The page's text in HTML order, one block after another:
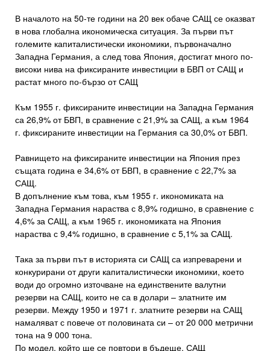
В началото на 50-те години на 20 век обаче САЩ се оказват
в нова глобална икономическа ситуация. За първи път
големите капиталистически икономики, първоначално
Западна Германия, а след това Япония, достигат много по-
високи нива на фиксираните инвестиции в БВП от САЩ и
растат много по-бързо от САЩ
Към 1955 г. фиксираните инвестиции на Западна Германия
са 26,9% от БВП, в сравнение с 21,9% за САЩ, а към 1964
г. фиксираните инвестиции на Германия са 30,0% от БВП.
Равнището на фиксираните инвестиции на Япония през
същата година е 34,6% от БВП, в сравнение с 22,7% за
САЩ.
В допълнение към това, към 1955 г. икономиката на
Западна Германия нараства с 8,9% годишно, в сравнение с
4,6% за САЩ, а към 1965 г. икономиката на Япония
нараства с 9,4% годишно, в сравнение с 5,1% за САЩ.
Така за първи път в историята си САЩ са изпреварени и
конкурирани от други капиталистически икономики, което
води до огромно източване на единствените валутни
резерви на САЩ, които не са в долари – златните им
резерви. Между 1950 и 1971 г. златните резерви на САЩ
намаляват с повече от половината си – от 20 000 метрични
тона на 9 000 тона.
По модел, който ще се повтори в бъдеще, САЩ